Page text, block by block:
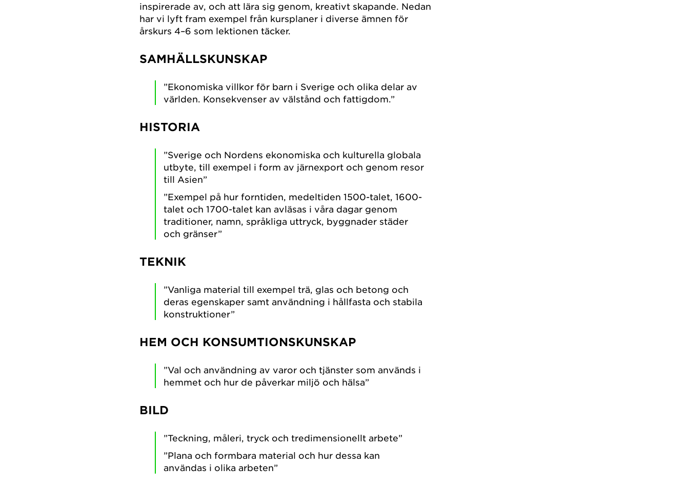
inspirerade av, och att lära sig genom, kreativt skapande. Nedan
har vi lyft fram exempel från kursplaner i diverse ämnen för
årskurs 4–6 som lektionen täcker.
SAMHÄLLSKUNSKAP
”Ekonomiska villkor för barn i Sverige och olika delar av
världen. Konsekvenser av välstånd och fattigdom.”
HISTORIA
”Sverige och Nordens ekonomiska och kulturella globala
utbyte, till exempel i form av järnexport och genom resor
till Asien”
”Exempel på hur forntiden, medeltiden 1500-talet, 1600-
talet och 1700-talet kan avläsas i våra dagar genom
traditioner, namn, språkliga uttryck, byggnader städer
och gränser”
TEKNIK
”Vanliga material till exempel trä, glas och betong och
deras egenskaper samt användning i hållfasta och stabila
konstruktioner”
HEM OCH KONSUMTIONSKUNSKAP
”Val och användning av varor och tjänster som används i
hemmet och hur de påverkar miljö och hälsa”
BILD
”Teckning, måleri, tryck och tredimensionellt arbete”
”Plana och formbara material och hur dessa kan
användas i olika arbeten”